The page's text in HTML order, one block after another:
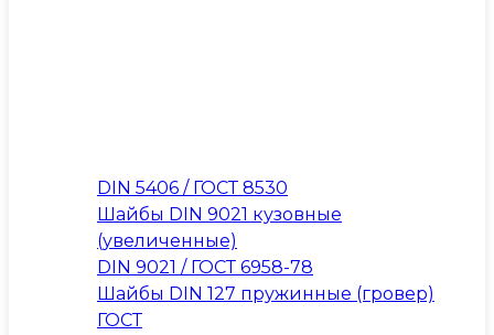
DIN 5406 / ГОСТ 8530
Шайбы DIN 9021 кузовные
(увеличенные)
DIN 9021 / ГОСТ 6958-78
Шайбы DIN 127 пружинные (гровер)
ГОСТ